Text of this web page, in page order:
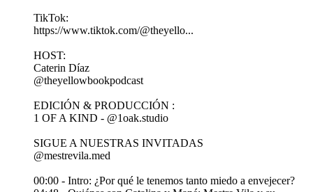
TikTok:
https://www.tiktok.com/@theyello...
HOST:
Caterin Díaz
@theyellowbookpodcast
EDICIÓN & PRODUCCIÓN :
1 OF A KIND - @1oak.studio
SIGUE A NUESTRAS INVITADAS
@mestrevila.med
00:00 - Intro: ¿Por qué le tenemos tanto miedo a envejecer?